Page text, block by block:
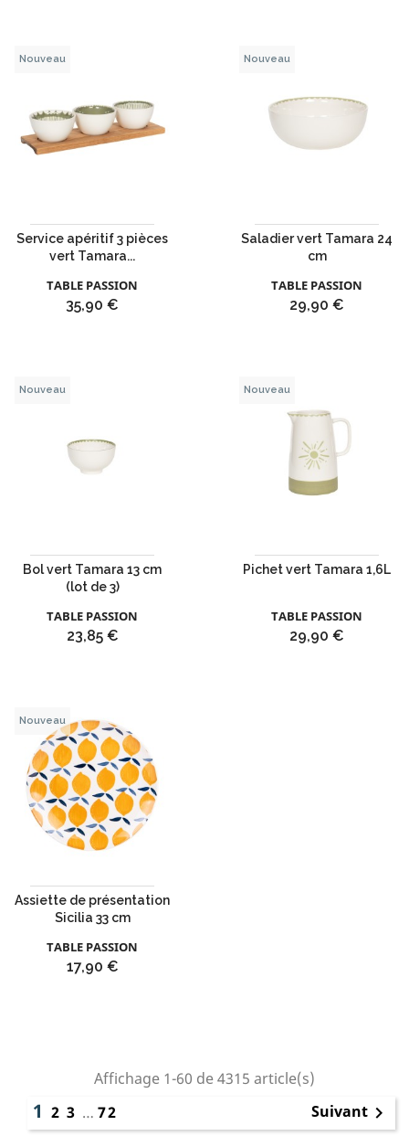
Service apéritif 3 pièces
vert Tamara...
TABLE PASSION
Prix
35,90 €
Nouveau
Saladier vert Tamara 24
cm
TABLE PASSION
Prix
29,90 €
Nouveau
Bol vert Tamara 13 cm
(lot de 3)
TABLE PASSION
Prix
23,85 €
Nouveau
Pichet vert Tamara 1,6L
TABLE PASSION
Prix
29,90 €
Nouveau
Assiette de présentation
Sicilia 33 cm
TABLE PASSION
Prix
17,90 €
Nouveau
Affichage 1-60 de 4315 article(s)
1 2 3 … 72 Suivant 